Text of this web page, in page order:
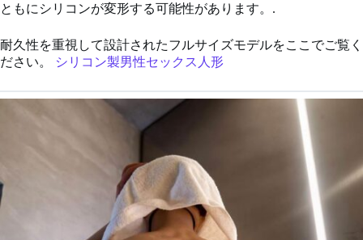
ともにシリコンが変形する可能性があります。.
耐久性を重視して設計されたフルサイズモデルをここでご覧く
ださい。
シリコン製男性セックス人形